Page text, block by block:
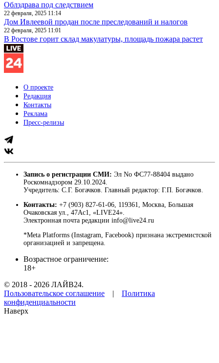
Облздрава под следствием
22 февраля, 2025 11:14
Дом Ивлеевой продан после преследований и налогов
22 февраля, 2025 11:01
В Ростове горит склад макулатуры, площадь пожара растет
О проекте
Редакция
Контакты
Реклама
Пресс-релизы
Запись о регистрации СМИ: Эл No ФС77-88404 выдано
Роскомнадзором 29.10.2024.
Учредитель: С.Г. Богачков. Главный редактор: Г.П. Богачков.
Контакты: +7 (903) 827-61-06, 119361, Москва, Большая
Очаковская ул., 47Ас1, «LIVE24».
Электронная почта редакции info@live24.ru
*Meta Platforms (Instagram, Facebook) признана экстремистской
организацией и запрещена.
Возрастное ограничение:
18+
© 2018 - 2026 ЛАЙВ24.
Пользовательское соглашение | Политика
конфиденциальности
Наверх